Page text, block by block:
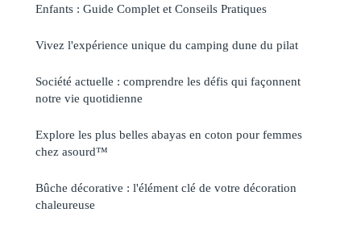
Enfants : Guide Complet et Conseils Pratiques
Vivez l'expérience unique du camping dune du pilat
Société actuelle : comprendre les défis qui façonnent
notre vie quotidienne
Explore les plus belles abayas en coton pour femmes
chez asourd™
Bûche décorative : l'élément clé de votre décoration
chaleureuse